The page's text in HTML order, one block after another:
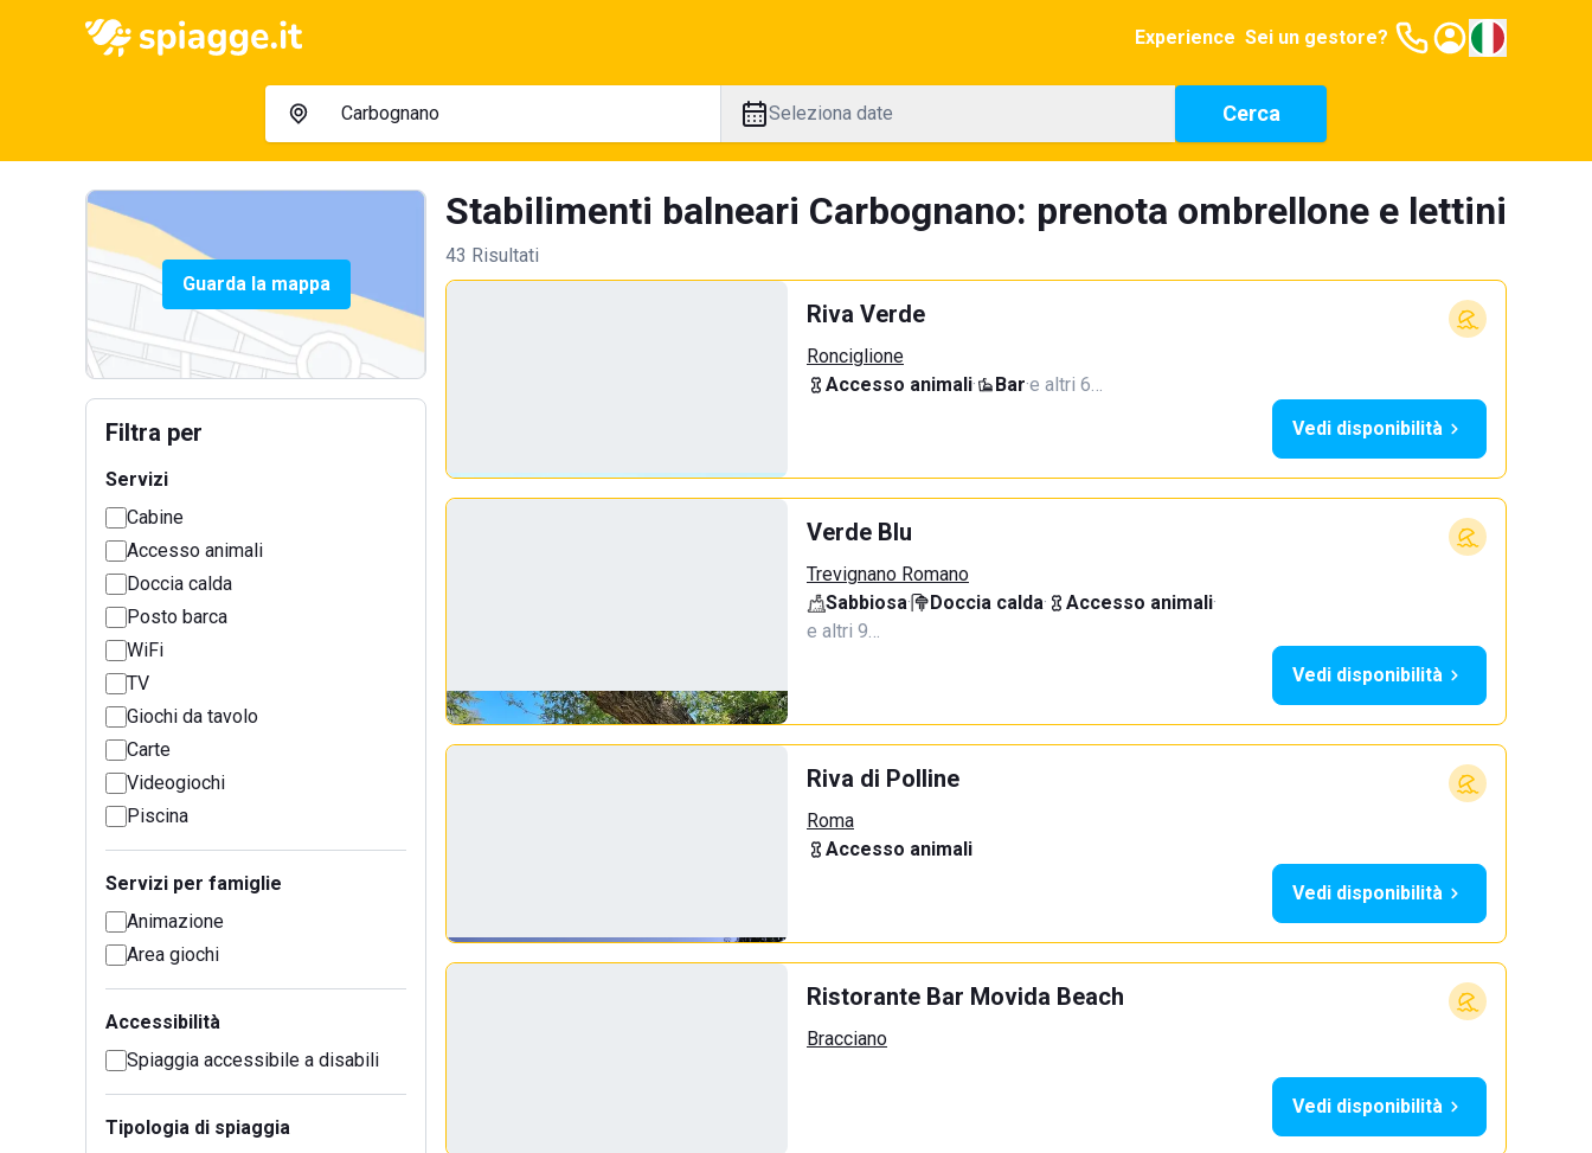
Experience Sei un gestore?
Seleziona date Cerca
Guarda la mappa
Filtra per
Servizi
Cabine
Accesso animali
Doccia calda
Posto barca
WiFi
TV
Giochi da tavolo
Carte
Videogiochi
Piscina
Servizi per famiglie
Animazione
Area giochi
Accessibilità
Spiaggia accessibile a disabili
Tipologia di spiaggia
Stabilimenti balneari Carbognano: prenota ombrellone e lettini
43 Risultati
Riva Verde
Ronciglione
Accesso animali· Bar·e altri 6…
Vedi disponibilità
Verde Blu
Trevignano Romano
Sabbiosa· Doccia calda· Accesso animali·
e altri 9…
Vedi disponibilità
Riva di Polline
Roma
Accesso animali
Vedi disponibilità
Ristorante Bar Movida Beach
Bracciano
Vedi disponibilità